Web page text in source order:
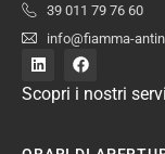
39 011 79 76 60
info@fiamma-
Scopri i nostri